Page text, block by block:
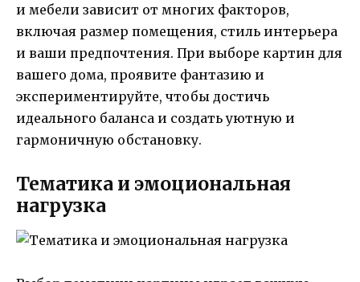
и мебели зависит от многих факторов,
включая размер помещения, стиль интерьера
и ваши предпочтения. При выборе картин для
вашего дома, проявите фантазию и
экспериментируйте, чтобы достичь
идеального баланса и создать уютную и
гармоничную обстановку.
Тематика и эмоциональная
нагрузка